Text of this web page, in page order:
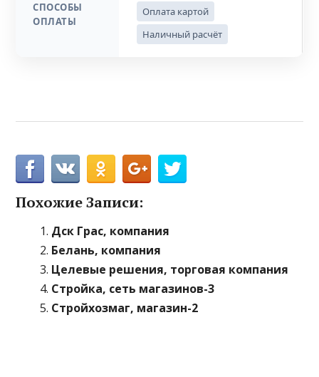
СПОСОБЫ
ОПЛАТЫ
Оплата картой
Наличный расчёт
Похожие Записи:
Дск Грас, компания
Белань, компания
Целевые решения, торговая компания
Стройка, сеть магазинов-3
Стройхозмаг, магазин-2